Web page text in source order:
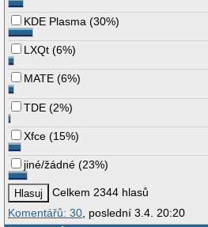
KDE Plasma (30%)
LXQt (6%)
MATE (6%)
TDE (2%)
Xfce (15%)
jiné/žádné (23%)
Celkem 2344 hlasů
Komentářů: 30 , poslední 3.4. 20:20